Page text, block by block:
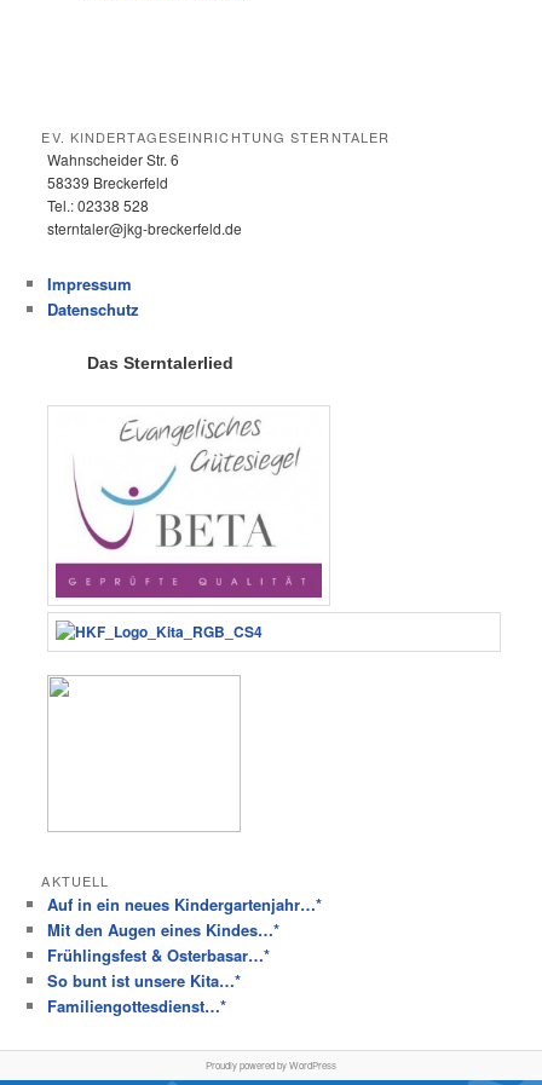
EV. KINDERTAGESEINRICHTUNG STERNTALER
Wahnscheider Str. 6
58339 Breckerfeld
Tel.: 02338 528
sterntaler@jkg-breckerfeld.de
Impressum
Datenschutz
Das Sterntalerlied
AKTUELL
Auf in ein neues Kindergartenjahr…*
Mit den Augen eines Kindes…*
Frühlingsfest & Osterbasar…*
So bunt ist unsere Kita…*
Familiengottesdienst…*
Proudly powered by WordPress